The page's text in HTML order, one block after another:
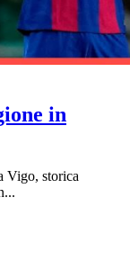
in
Vigo, storica